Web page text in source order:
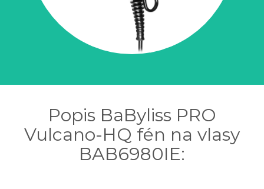
Popis BaByliss PRO
Vulcano-HQ fén na vlasy
BAB6980IE: